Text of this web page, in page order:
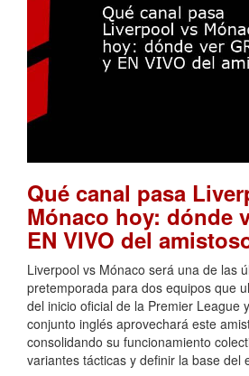
Qué canal pasa
Mónaco hoy: dónde
EN VIVO del
Liverpool vs Mónaco será una de las
pretemporada para dos equipos que
del inicio oficial de la Premier League
conjunto inglés aprovechará este
consolidando su funcionamiento
variantes tácticas y definir la base del